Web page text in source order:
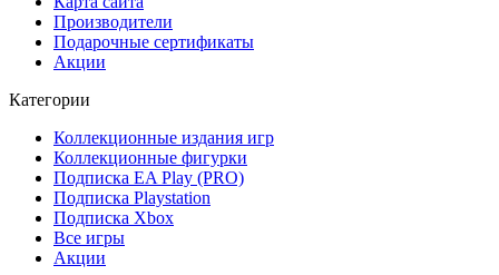
Производители
Подарочные сертификаты
Акции
Категории
Коллекционные издания игр
Коллекционные фигурки
Подписка EA Play (PRO)
Подписка Playstation
Подписка Xbox
Все игры
Акции